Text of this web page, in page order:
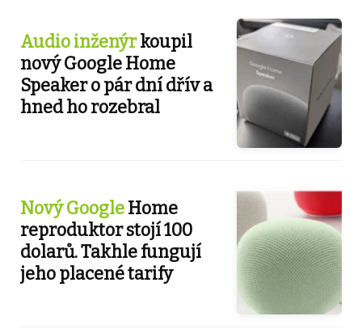
Audio inženýrkoupil
nový Google Home
Speaker o pár dní dřív a
hned ho rozebral
Nový GoogleHome
reproduktor stojí 100
dolarů. Takhle fungují
jeho placené tarify